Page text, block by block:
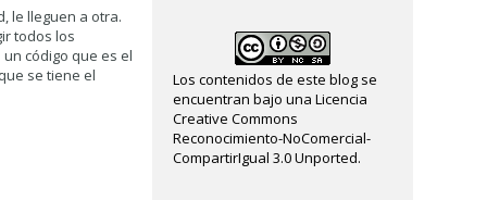
le lleguen a otra.
todos los
código que es el
se tiene el
Los contenidos de este blog se
encuentran bajo una Licencia
Creative Commons
Reconocimiento-NoComercial-
CompartirIgual 3.0 Unported.